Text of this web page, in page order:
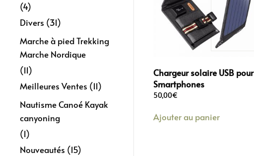
Chargeur solaire USB pour
Smartphones
50,00€
Ajouter au panier
(4)
Divers (31)
Marche à pied Trekking
Marche Nordique
(11)
Meilleures Ventes (11)
Nautisme Canoé Kayak
canyoning
(1)
Nouveautés (15)